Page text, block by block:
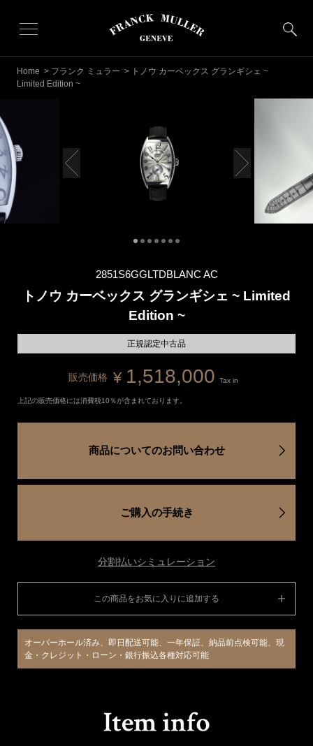
Home > フランク ミュラー > トノウ カーベックス グランギシェ ~
Limited Edition ~
2851S6GGLTDBLANC AC
トノウ カーベックス グランギシェ ~ Limited
Edition ~
正規認定中古品
販売価格 ¥ 1,518,000 Tax in
上記の販売価格には消費税10％が含まれております。
商品についてのお問い合わせ
ご購入の手続き
分割払いシミュレーション
この商品をお気に入りに追加する
オーバーホール済み、即日配送可能、一年保証、納品前点検可能、現
金・クレジット・ローン・銀行振込各種対応可能